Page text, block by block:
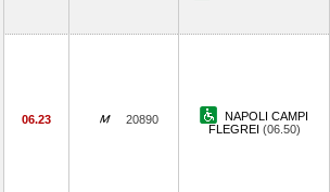
06.23 20890
NAPOLI CAMPI
FLEGREI (06.50)